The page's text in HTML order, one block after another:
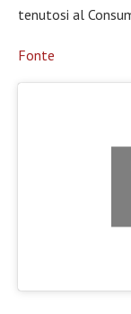
tenutosi al
Fonte